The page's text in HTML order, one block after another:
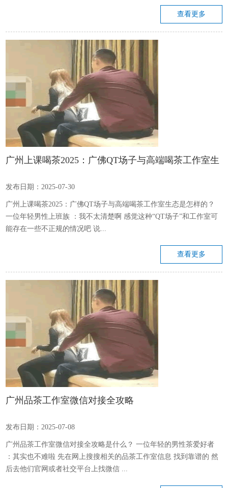
查看更多
广州上课喝茶2025：广佛QT场子与高端喝茶工作室生
发布日期：2025-07-30
广州上课喝茶2025：广佛QT场子与高端喝茶工作室生态是怎样的？
一位年轻男性上班族 ：我不太清楚啊 感觉这种“QT场子”和工作室可
能存在一些不正规的情况吧 说...
查看更多
广州品茶工作室微信对接全攻略
发布日期：2025-07-08
广州品茶工作室微信对接全攻略是什么？ 一位年轻的男性茶爱好者
：其实也不难啦 先在网上搜搜相关的品茶工作室信息 找到靠谱的 然
后去他们官网或者社交平台上找微信 ...